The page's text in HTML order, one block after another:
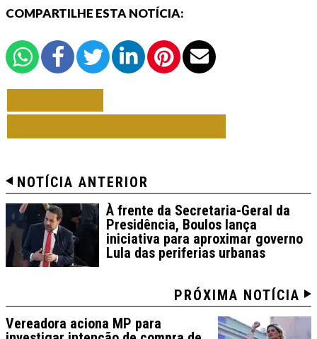
COMPARTILHE ESTA NOTÍCIA:
NOTÍCIA ANTERIOR
À frente da Secretaria-Geral da
Presidência, Boulos lança
iniciativa para aproximar governo
Lula das periferias urbanas
PRÓXIMA NOTÍCIA
Vereadora aciona MP para